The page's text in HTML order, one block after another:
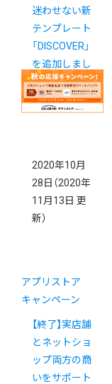
迷わせない新
テンプレート
「DISCOVER」
を追加しまし
た
2020年10月
28日 （2020年
11月13日 更
新）
アプリストア
キャンペーン
【終了】実店舗
とネットショ
ップ両方の商
いをサポート